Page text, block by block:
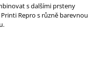
s dalšími prsteny
Printi Repro s různě barevnou